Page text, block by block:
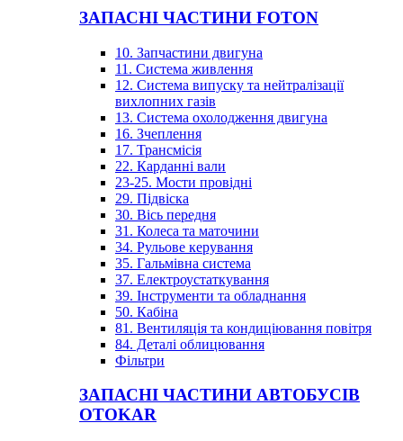
ЗАПАСНІ ЧАСТИНИ FOTON
10. Запчастини двигуна
11. Система живлення
12. Система випуску та нейтралізації
вихлопних газів
13. Система охолодження двигуна
16. Зчеплення
17. Трансмісія
22. Карданні вали
23-25. Мости провідні
29. Підвіска
30. Вісь передня
31. Колеса та маточини
34. Рульове керування
35. Гальмівна система
37. Електроустаткування
39. Інструменти та обладнання
50. Кабіна
81. Вентиляція та кондиціювання повітря
84. Деталі облицювання
Фільтри
ЗАПАСНІ ЧАСТИНИ АВТОБУСІВ
OTOKAR